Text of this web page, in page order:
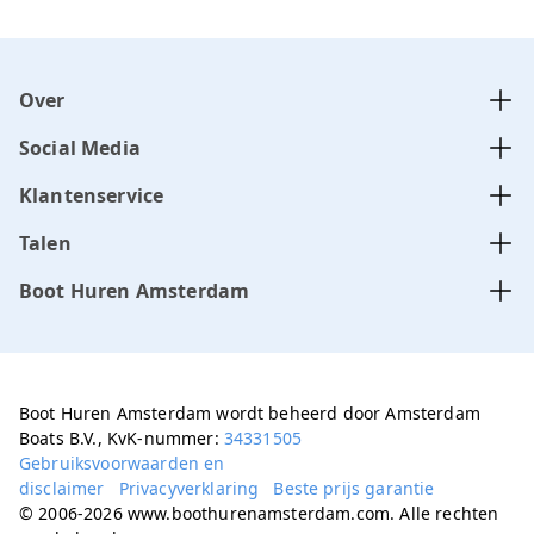
Over
Social Media
Klantenservice
Talen
Boot Huren Amsterdam
Boot Huren Amsterdam wordt beheerd door Amsterdam
Boats B.V., KvK-nummer: 34331505
Gebruiksvoorwaarden en
disclaimer
Privacyverklaring
Beste prijs garantie
© 2006-2026 www.boothurenamsterdam.com. Alle rechten